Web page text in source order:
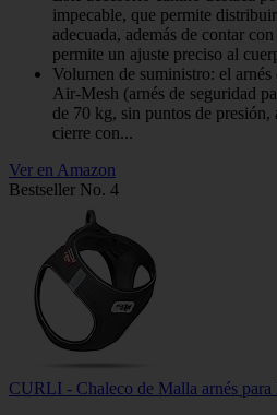
impecable, que permite
adecuada, además de contar
permite un ajuste preciso al
Volumen de suministro: el
Air-Mesh (arnés de seguridad
de 70 kg, sin puntos de presión,
cierre con...
Ver en Amazon
Bestseller No. 4
CURLI - Chaleco de Malla arnés para